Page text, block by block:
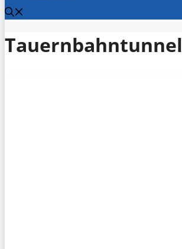
Tauernbahntunnel